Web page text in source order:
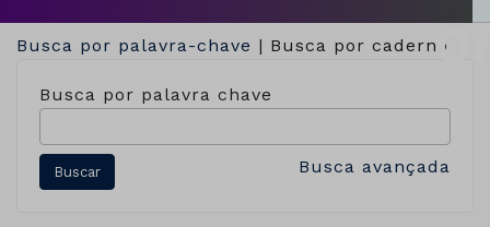
Busca por palavra-chave | Busca por caderno
Busca por palavra chave
Busca avançada